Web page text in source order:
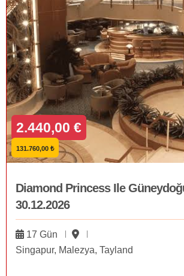
2.440,00 €
131.760,00 ₺
Diamond Princess Ile
30.12.2026
17 Gün
Singapur, Malezya, Tayland